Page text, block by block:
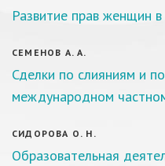
Развитие прав женщин
СЕМЕНОВ А. А.
Сделки по слияниям и
международном
СИДОРОВА О. Н.
Образовательная